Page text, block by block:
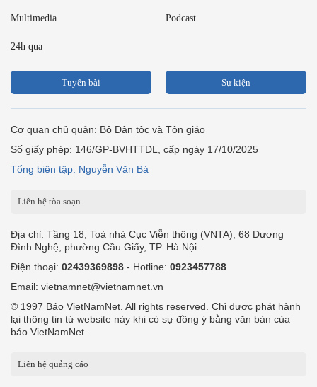
Multimedia Podcast
24h qua
Tuyến bài Sự kiện
Cơ quan chủ quản: Bộ Dân tộc và Tôn giáo
Số giấy phép: 146/GP-BVHTTDL, cấp ngày 17/10/2025
Tổng biên tập: Nguyễn Văn Bá
Liên hệ tòa soạn
Địa chỉ: Tầng 18, Toà nhà Cục Viễn thông (VNTA), 68 Dương
Đình Nghệ, phường Cầu Giấy, TP. Hà Nội.
Điện thoại: 02439369898 - Hotline: 0923457788
Email: vietnamnet@vietnamnet.vn
© 1997 Báo VietNamNet. All rights reserved. Chỉ được phát hành
lại thông tin từ website này khi có sự đồng ý bằng văn bản của
báo VietNamNet.
Liên hệ quảng cáo